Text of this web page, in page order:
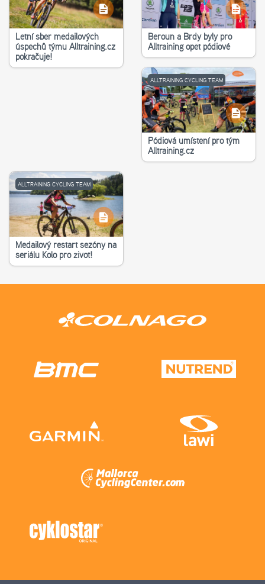
Letní sběr medailových
úspěchů týmu Alltraining.cz
pokračuje!
Beroun a Brdy byly pro
Alltraining opět pódiové
ALLTRAINING CYCLING TEAM
Pódiová umístění pro tým
Alltraining.cz
ALLTRAINING CYCLING TEAM
Medailový restart sezóny na
seriálu Kolo pro život!